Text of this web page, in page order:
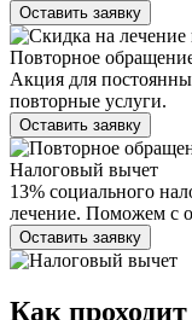
Оставить заявку
Повторное
Акция для
повторные услуги.
Оставить заявку
Налоговый вычет
13% социального
лечение. Поможем с
Оставить заявку
Как проходит